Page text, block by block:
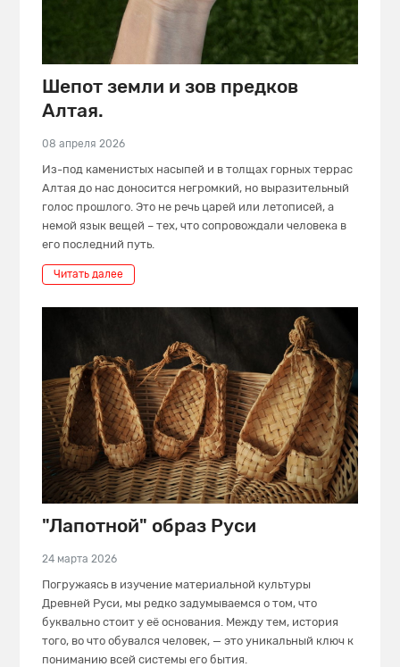
Шепот земли и зов предков
Алтая.
08 апреля 2026
Из-под каменистых насыпей и в толщах горных террас
Алтая до нас доносится негромкий, но выразительный
голос прошлого. Это не речь царей или летописей, а
немой язык вещей – тех, что сопровождали человека в
его последний путь.
Читать далее
"Лапотной" образ Руси
24 марта 2026
Погружаясь в изучение материальной культуры
Древней Руси, мы редко задумываемся о том, что
буквально стоит у её основания. Между тем, история
того, во что обувался человек, — это уникальный ключ к
пониманию всей системы его бытия.